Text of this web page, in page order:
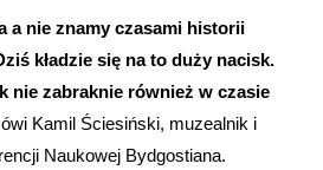
a nie znamy czasami historii
kładzie się na to duży nacisk.
nie zabraknie również w czasie
Kamil Ściesiński, muzealnik i
Naukowej Bydgostiana.